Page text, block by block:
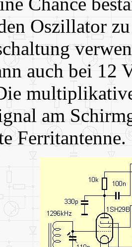
Oszillator
auch bei 12
am
Ferritantenne.